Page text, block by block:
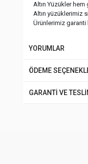
Altın Yüzükler
Altın yüzüklerimiz
Ürünlerimiz garanti
YORUMLAR
ÖDEME
GARANTİ VE